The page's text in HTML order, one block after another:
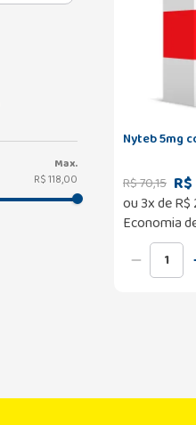
R$ 118,00
Nyteb 5mg
R$70,15
ou3x deR$
Economia